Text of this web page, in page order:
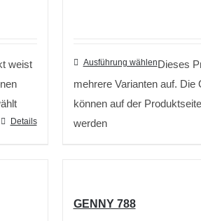
weist
Details
Ausführung wählenDieses
mehrere Varianten auf. Die
können auf der
werden
GENNY 788